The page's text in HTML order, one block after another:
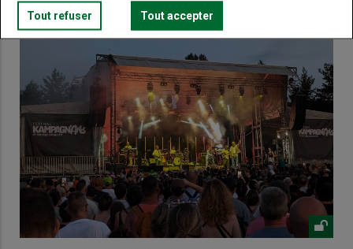
Tout refuser Tout accepter